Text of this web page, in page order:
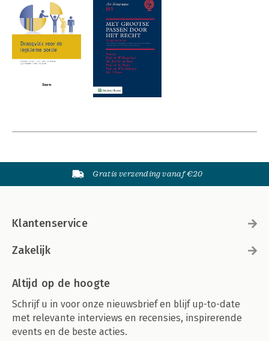
Gratis verzending vanaf €20
Klantenservice
Zakelijk
Altijd op de hoogte
Schrijf u in voor onze nieuwsbrief en blijf up-to-date
met relevante interviews en recensies, inspirerende
events en de beste acties.